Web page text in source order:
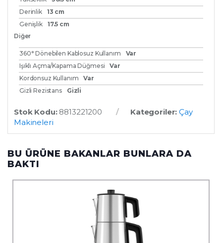
Derinlik
13 cm
Genişlik
17.5 cm
Diğer
360° Dönebilen Kablosuz Kullanım
Var
Işıklı Açma/Kapama Düğmesi
Var
Kordonsuz Kullanım
Var
Gizli Rezistans
Gizli
Stok Kodu: 8813221200 Kategoriler:Çay
Makineleri
BU ÜRÜNE BAKANLAR BUNLARA DA
BAKTI